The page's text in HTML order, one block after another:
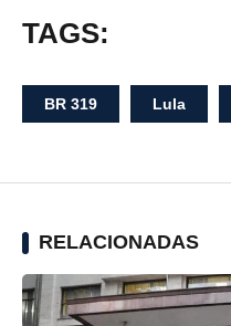
TAGS:
BR 319 Lula
RELACIONADAS